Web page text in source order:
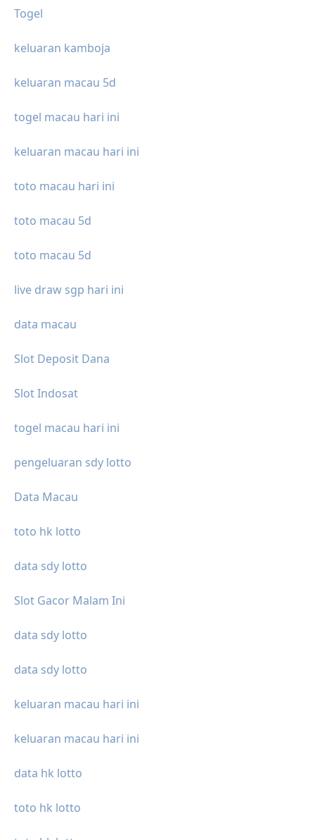
Togel
keluaran kamboja
keluaran macau 5d
togel macau hari ini
keluaran macau hari ini
toto macau hari ini
toto macau 5d
toto macau 5d
live draw sgp hari ini
data macau
Slot Deposit Dana
Slot Indosat
togel macau hari ini
pengeluaran sdy lotto
Data Macau
toto hk lotto
data sdy lotto
Slot Gacor Malam Ini
data sdy lotto
data sdy lotto
keluaran macau hari ini
keluaran macau hari ini
data hk lotto
toto hk lotto